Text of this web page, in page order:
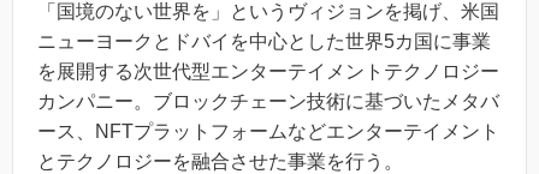
「国境のない世界を」というヴィジョンを掲げ、米国
ニューヨークとドバイを中心とした世界5カ国に事業
を展開する次世代型エンターテイメントテクノロジー
カンパニー。ブロックチェーン技術に基づいたメタバ
ース、NFTプラットフォームなどエンターテイメント
とテクノロジーを融合させた事業を行う。